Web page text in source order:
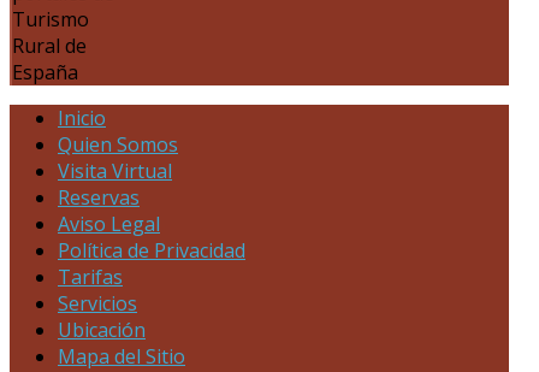
Turismo
Rural de
España
Inicio
Quien Somos
Visita Virtual
Reservas
Aviso Legal
Política de Privacidad
Tarifas
Servicios
Ubicación
Mapa del Sitio